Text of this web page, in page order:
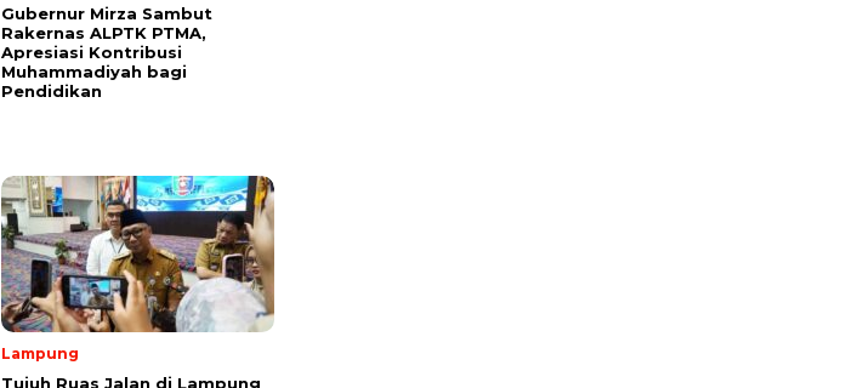
Gubernur Mirza Sambut
Rakernas ALPTK PTMA,
Apresiasi Kontribusi
Muhammadiyah bagi
Pendidikan
Lampung
Tujuh Ruas Jalan di Lampung